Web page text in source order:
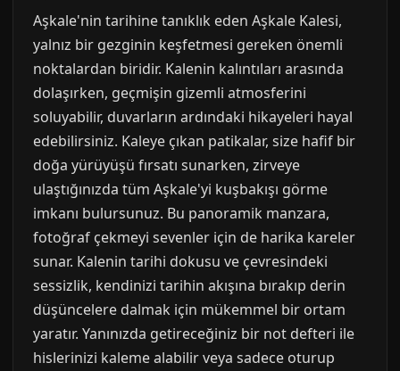
Aşkale'nin tarihine tanıklık eden Aşkale Kalesi,
yalnız bir gezginin keşfetmesi gereken önemli
noktalardan biridir. Kalenin kalıntıları arasında
dolaşırken, geçmişin gizemli atmosferini
soluyabilir, duvarların ardındaki hikayeleri hayal
edebilirsiniz. Kaleye çıkan patikalar, size hafif bir
doğa yürüyüşü fırsatı sunarken, zirveye
ulaştığınızda tüm Aşkale'yi kuşbakışı görme
imkanı bulursunuz. Bu panoramik manzara,
fotoğraf çekmeyi sevenler için de harika kareler
sunar. Kalenin tarihi dokusu ve çevresindeki
sessizlik, kendinizi tarihin akışına bırakıp derin
düşüncelere dalmak için mükemmel bir ortam
yaratır. Yanınızda getireceğiniz bir not defteri ile
hislerinizi kaleme alabilir veya sadece oturup